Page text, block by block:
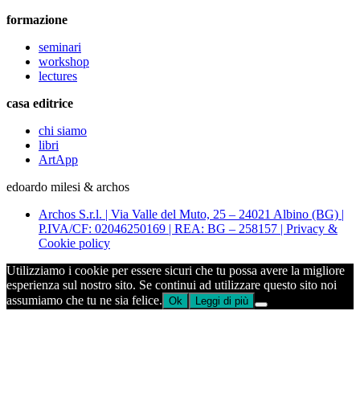
formazione
seminari
workshop
lectures
casa editrice
chi siamo
libri
ArtApp
edoardo milesi & archos
Archos S.r.l. | Via Valle del Muto, 25 – 24021 Albino (BG) |
P.IVA/CF: 02046250169 | REA: BG – 258157 | Privacy &
Cookie policy
Utilizziamo i cookie per essere sicuri che tu possa avere la migliore
esperienza sul nostro sito. Se continui ad utilizzare questo sito noi
assumiamo che tu ne sia felice. Ok Leggi di più